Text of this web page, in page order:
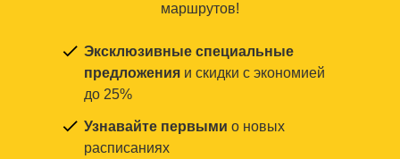
маршрутов!
Эксклюзивные специальные
предложения и скидки с экономией
до 25%
Узнавайте первыми о новых
расписаниях